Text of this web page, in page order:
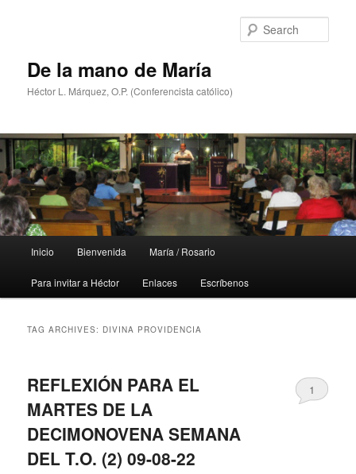
De la mano de María
Héctor L. Márquez, O.P. (Conferencista católico)
Inicio Bienvenida María / Rosario
Para invitar a Héctor Enlaces Escríbenos
TAG ARCHIVES: DIVINA PROVIDENCIA
REFLEXIÓN PARA EL
MARTES DE LA
DECIMONOVENA SEMANA
DEL T.O. (2) 09-08-22
1